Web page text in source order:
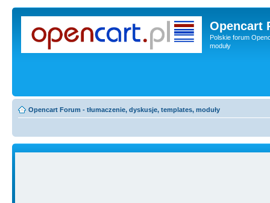
Opencart
Polskie forum
moduły
Opencart Forum - tłumaczenie, dyskusje, templates, moduły